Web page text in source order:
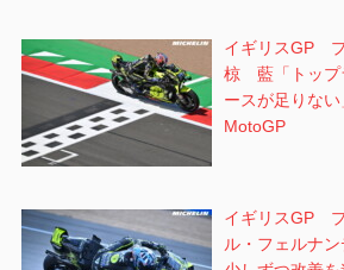
イギリスGP
椋 藍「トップ
ースが足りない
MotoGP
イギリスGP
ル・フェルナ